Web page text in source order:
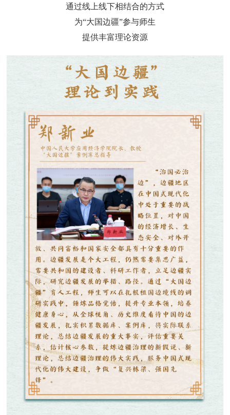
通过线上线下相结合的方式
为“大国边疆”参与师生
提供丰富理论资源